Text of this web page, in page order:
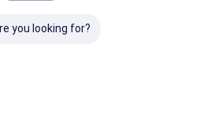
you looking for?